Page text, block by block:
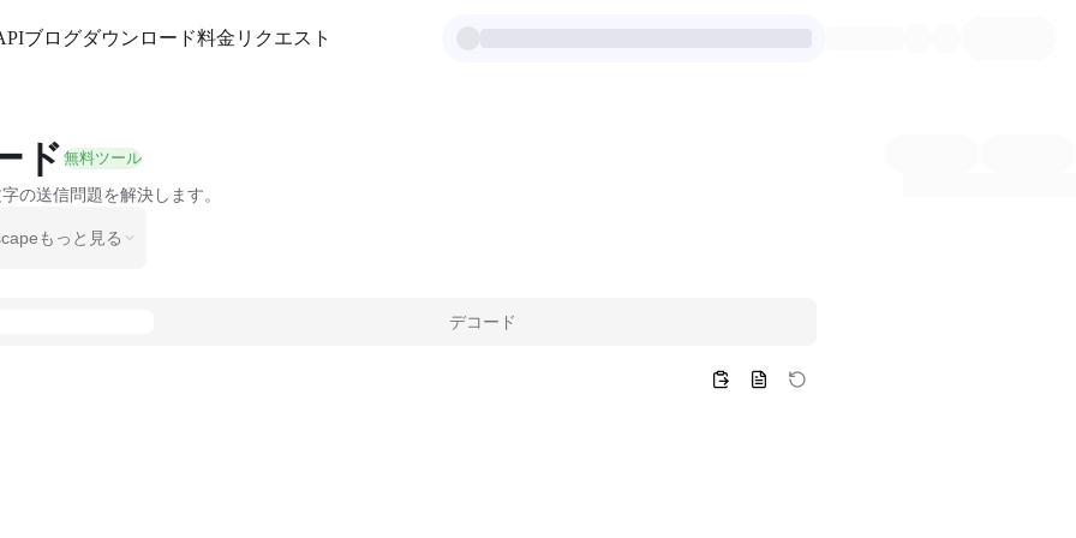
ブログダウンロード料金 リクエスト
ド 無料ツール
の送信問題を解決します。
もっと見る
デコード